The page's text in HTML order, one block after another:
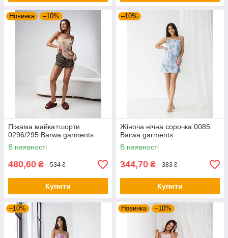
Новинка –10%
Піжама майка+шорти
0296/295 Barwa garments
В наявності
480,60 ₴ 534 ₴
Купити
–10%
Жіноча нічна сорочка 0085
Barwa garments
В наявності
344,70 ₴ 383 ₴
Купити
–10% Новинка –10%